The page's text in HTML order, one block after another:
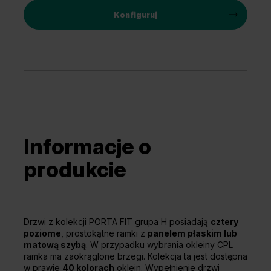
Konfiguruj
Informacje o
produkcie
Drzwi z kolekcji PORTA FIT grupa H posiadają cztery
poziome , prostokątne ramki z panelem płaskim lub
matową szybą. W przypadku wybrania okleiny CPL
ramka ma zaokrąglone brzegi. Kolekcja ta jest dostępna
w prawie 40 kolorach oklein. Wypełnienie drzwi